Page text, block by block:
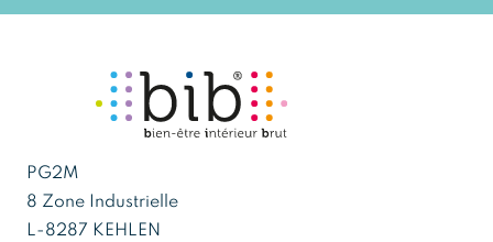
PG2M
8 Zone Industrielle
L-8287 KEHLEN